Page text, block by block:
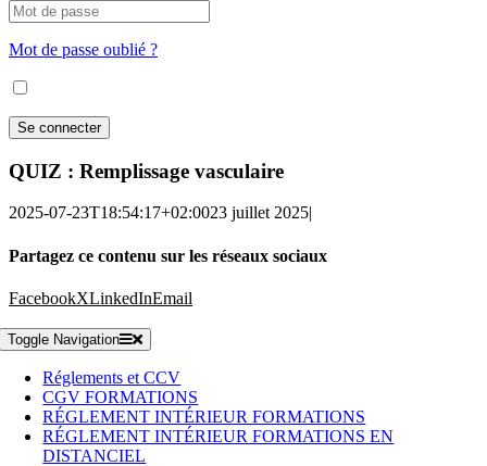
Mot de passe oublié ?
QUIZ : Remplissage vasculaire
2025-07-23T18:54:17+02:0023 juillet 2025|
Partagez ce contenu sur les réseaux sociaux
FacebookXLinkedInEmail
Toggle Navigation
Réglements et CCV
CGV FORMATIONS
RÉGLEMENT INTÉRIEUR FORMATIONS
RÉGLEMENT INTÉRIEUR FORMATIONS EN
DISTANCIEL